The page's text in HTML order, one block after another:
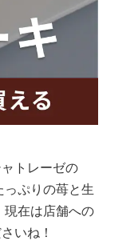
トレーゼの
ぷりの苺と生
現在は店舗への
いね！